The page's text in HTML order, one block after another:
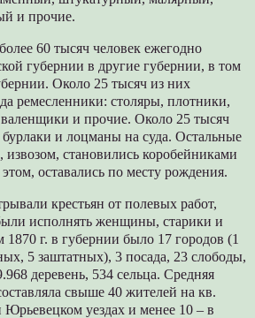
и прочие.
60 тысяч человек ежегодно
губернии в другие губернии, в том
Около 25 тысяч из них
ремесленники: столяры, плотники,
и прочие. Около 25 тысяч
и лоцманы на суда. Остальные
извозом, становились коробейниками
оставались по месту рождения.
крестьян от полевых работ,
исполнять женщины, старики и
г. в губернии было 17 городов (1
5 заштатных), 3 посада, 23 слободы,
деревень, 534 сельца. Средняя
свыше 40 жителей на кв.
Юрьевецком уездах и менее 10 – в